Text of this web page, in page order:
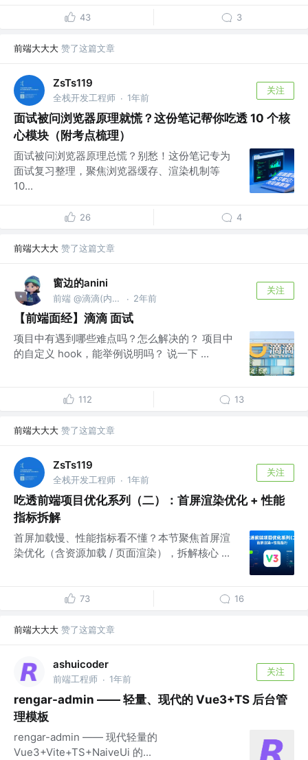
43 3
前端大大大 赞了这篇文章
ZsTs119
全栈开发工程师 · 1年前
关注
面试被问浏览器原理就慌？这份笔记帮你吃透 10 个核
心模块（附考点梳理）
面试被问浏览器原理总慌？别愁！这份笔记专为
面试复习整理，聚焦浏览器缓存、渲染机制等
10...
26 4
前端大大大 赞了这篇文章
窗边的anini
前端 @滴滴(内推私我) · 2年前
关注
【前端面经】滴滴 面试
项目中有遇到哪些难点吗？怎么解决的？ 项目中
的自定义 hook，能举例说明吗？ 说一下 ...
112 13
前端大大大 赞了这篇文章
ZsTs119
全栈开发工程师 · 1年前
关注
吃透前端项目优化系列（二）：首屏渲染优化 + 性能
指标拆解
首屏加载慢、性能指标看不懂？本节聚焦首屏渲
染优化（含资源加载 / 页面渲染），拆解核心 ...
73 16
前端大大大 赞了这篇文章
ashuicoder
前端工程师 · 1年前
关注
rengar-admin —— 轻量、现代的 Vue3+TS 后台管
理模板
rengar-admin —— 现代轻量的
Vue3+Vite+TS+NaiveUi 的...